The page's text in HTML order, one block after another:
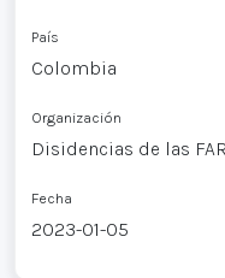
País
Colombia
Organización
Disidencias de las
Fecha
2023-01-05